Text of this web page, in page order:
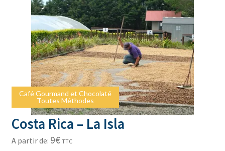
Café Gourmand et Chocolaté
Toutes Méthodes
Café Gourmand et Chocolaté
Toutes Méthodes
Costa Rica – La Isla
A partir de: 9€ TTC